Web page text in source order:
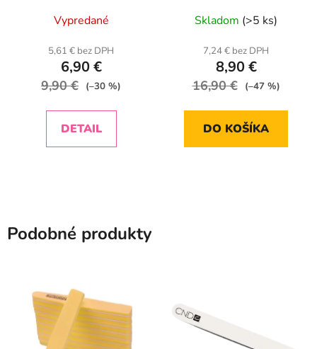
Vypredané
5,61 € bez DPH
6,90 €
9,90 € (–30 %)
DETAIL
Skladom (>5 ks)
7,24 € bez DPH
8,90 €
16,90 € (–47 %)
DO KOŠÍKA
Podobné produkty